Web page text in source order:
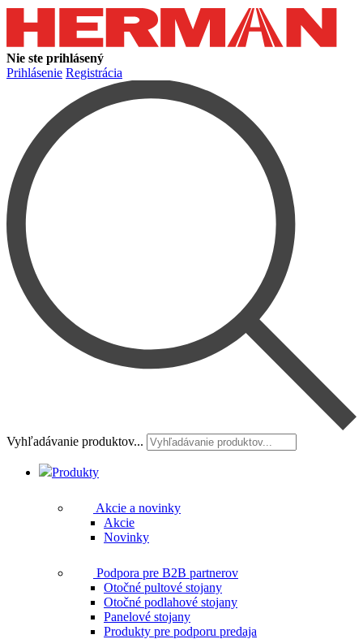
Nie ste prihlásený
Prihlásenie Registrácia
Vyhľadávanie produktov...
Produkty
Akcie a novinky
Akcie
Novinky
Podpora pre B2B partnerov
Otočné pultové stojany
Otočné podlahové stojany
Panelové stojany
Produkty pre podporu predaja